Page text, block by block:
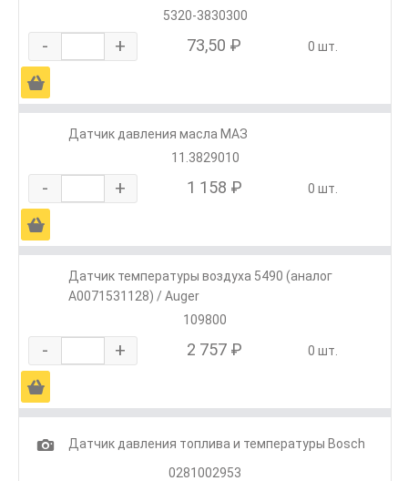
5320-3830300
- + 73,50 ₽ 0 шт.
Ä
Датчик давления масла МАЗ
11.3829010
- + 1 158 ₽ 0 шт.
Ä
Датчик температуры воздуха 5490 (аналог
A0071531128) / Auger
109800
- + 2 757 ₽ 0 шт.
Ä
1
Датчик давления топлива и температуры Bosch
0281002953